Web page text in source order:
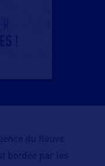
du fleuve
bordée par les